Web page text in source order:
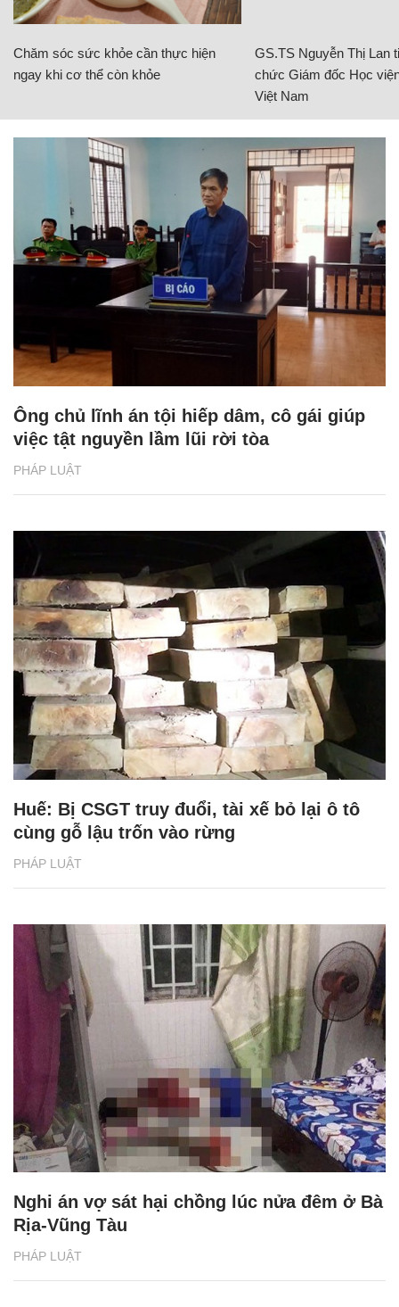
Chăm sóc sức khỏe cần thực hiện
ngay khi cơ thể còn khỏe
GS.TS Nguyễn Thị Lan
chức Giám đốc Học
Việt Nam
PHÁP LUẬT
Ông chủ lĩnh án tội hiếp dâm, cô gái giúp
việc tật nguyền lầm lũi rời tòa
PHÁP LUẬT
Huế: Bị CSGT truy đuổi, tài xế bỏ lại ô tô
cùng gỗ lậu trốn vào rừng
PHÁP LUẬT
Nghi án vợ sát hại chồng lúc nửa đêm ở Bà
Rịa-Vũng Tàu